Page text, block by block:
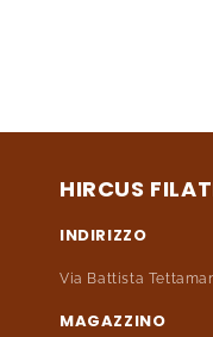
HIRCUS
INDIRIZZO
Via Battista
MAGAZZINO